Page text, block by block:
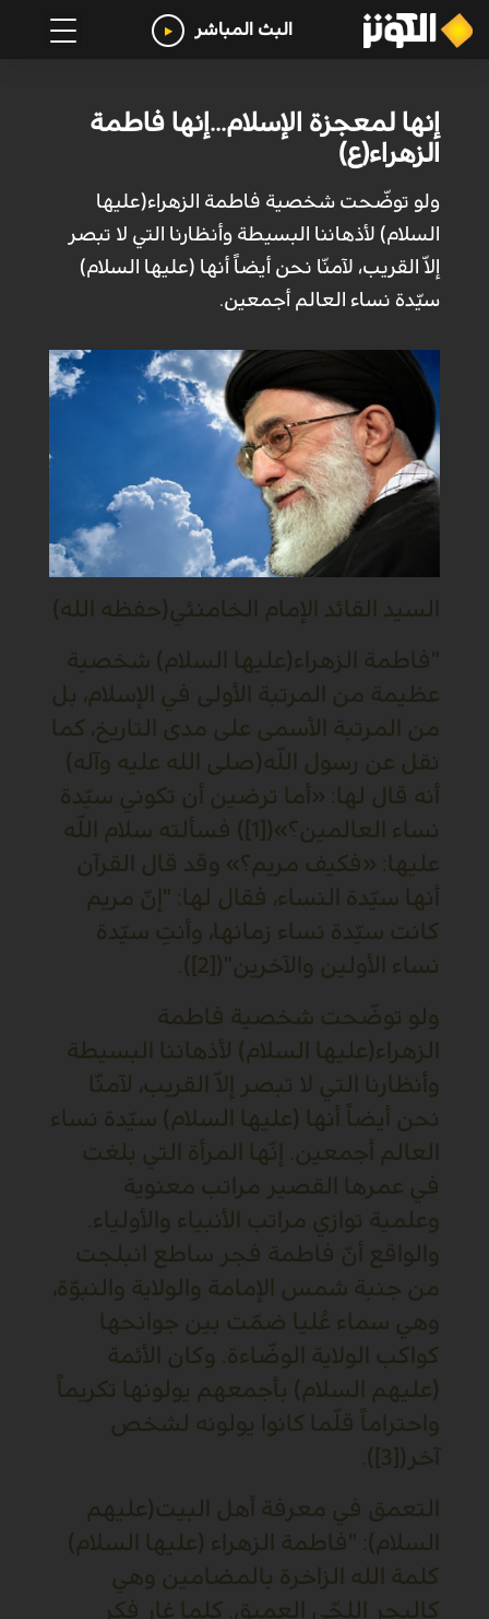
البث المباشر
إنها لمعجزة الإسلام...إنها فاطمة
الزهراء(ع)
ولو توضّحت شخصية فاطمة الزهراء(عليها
السلام) لأذهاننا البسيطة وأنظارنا التي لا تبصر
إلاّ القريب، لآمنّا نحن أيضاً أنها (عليها السلام)
سيّدة نساء العالم أجمعين.
السيد القائد الإمام الخامنئي(حفظه الله)
"فاطمة الزهراء(عليها السلام) شخصية
عظيمة من المرتبة الأولى في الإسلام، بل
من المرتبة الأسمى على مدى التاريخ، كما
نقل عن رسول اللّه(صلى الله عليه وآله)
أنه قال لها: «أما ترضين أن تكوني سيّدة
نساء العالمين؟»([1]) فسألته سلام اللّه
عليها: «فكيف مريم؟» وقد قال القرآن
أنها سيّدة النساء، فقال لها: "إنّ مريم
كانت سيّدة نساء زمانها، وأنتِ سيّدة
نساء الأولين والآخرين"([2]).
ولو توضّحت شخصية فاطمة
الزهراء(عليها السلام) لأذهاننا البسيطة
وأنظارنا التي لا تبصر إلاّ القريب، لآمنّا
نحن أيضاً أنها (عليها السلام) سيّدة نساء
العالم أجمعين. إنّها المرأة التي بلغت
في عمرها القصير مراتب معنوية
وعلمية توازي مراتب الأنبياء والأولياء.
والواقع أنّ فاطمة فجر ساطع انبلجت
من جنبة شمس الإمامة والولاية والنبوّة،
وهي سماء عُليا ضمّت بين جوانحها
كواكب الولاية الوضّاءة. وكان الأئمة
(عليهم السلام) بأجمعهم يولونها تكريماً
واحتراماً قلّما كانوا يولونه لشخص
آخر([3]).
التعمق في معرفة أهل البيت(عليهم
السلام): "فاطمة الزهراء (عليها السلام)
كلمة الله الزاخرة بالمضامين وهي
كالبحر اللجّي العميق. كلما غار فكر